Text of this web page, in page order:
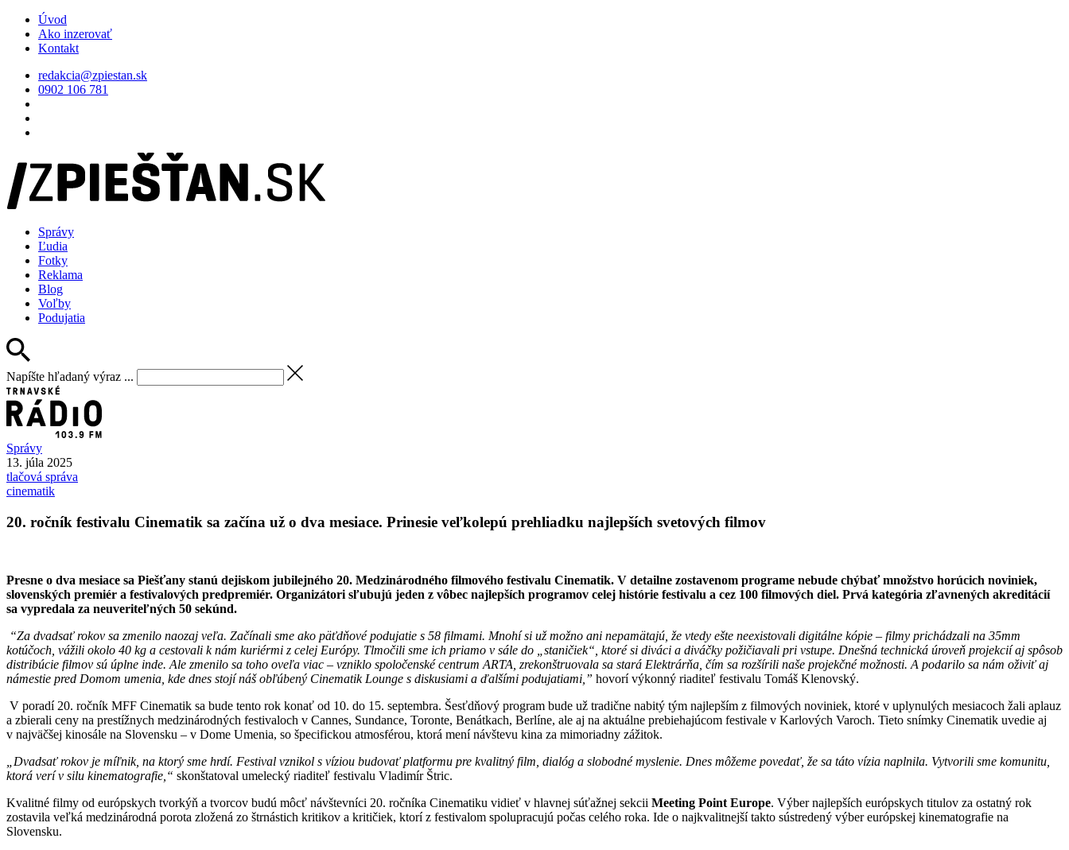
Úvod
Ako inzerovať
Kontakt
redakcia@zpiestan.sk
0902 106 781
Správy
Ľudia
Fotky
Reklama
Blog
Voľby
Podujatia
Napíšte hľadaný výraz ...
Správy
13. júla 2025
tlačová správa
cinematik
20. ročník festivalu Cinematik sa začína už o dva mesiace. Prinesie veľkolepú prehliadku najlepších svetových filmov
Presne o dva mesiace sa Piešťany stanú dejiskom jubilejného 20. Medzinárodného filmového festivalu Cinematik. V detailne zostavenom programe nebude chýbať množstvo horúcich noviniek,
slovenských premiér a festivalových predpremiér. Organizátori sľubujú jeden z vôbec najlepších programov celej histórie festivalu a cez 100 filmových diel. Prvá kategória zľavnených akreditácií
sa vypredala za neuveriteľných 50 sekúnd.
“Za dvadsať rokov sa zmenilo naozaj veľa. Začínali sme ako päťdňové podujatie s 58 filmami. Mnohí si už možno ani nepamätajú, že vtedy ešte neexistovali digitálne kópie – filmy prichádzali na 35mm
kotúčoch, vážili okolo 40 kg a cestovali k nám kuriérmi z celej Európy. Tlmočili sme ich priamo v sále do „staničiek“, ktoré si diváci a diváčky požičiavali pri vstupe. Dnešná technická úroveň projekcií aj spôsob
distribúcie filmov sú úplne inde. Ale zmenilo sa toho oveľa viac – vzniklo spoločenské centrum ARTA, zrekonštruovala sa stará Elektrárňa, čím sa rozšírili naše projekčné možnosti. A podarilo sa nám oživiť aj
námestie pred Domom umenia, kde dnes stojí náš obľúbený Cinematik Lounge s diskusiami a ďalšími podujatiami,” hovorí výkonný riaditeľ festivalu Tomáš Klenovský.
V poradí 20. ročník MFF Cinematik sa bude tento rok konať od 10. do 15. septembra. Šesťdňový program bude už tradične nabitý tým najlepším z filmových noviniek, ktoré v uplynulých mesiacoch žali aplauz
a zbierali ceny na prestížnych medzinárodných festivaloch v Cannes, Sundance, Toronte, Benátkach, Berlíne, ale aj na aktuálne prebiehajúcom festivale v Karlových Varoch. Tieto snímky Cinematik uvedie aj
v najväčšej kinosále na Slovensku – v Dome Umenia, so špecifickou atmosférou, ktorá mení návštevu kina za mimoriadny zážitok.
„Dvadsať rokov je míľnik, na ktorý sme hrdí. Festival vznikol s víziou budovať platformu pre kvalitný film, dialóg a slobodné myslenie. Dnes môžeme povedať, že sa táto vízia naplnila. Vytvorili sme komunitu,
ktorá verí v silu kinematografie,“ skonštatoval umelecký riaditeľ festivalu Vladimír Štric.
Kvalitné filmy od európskych tvorkýň a tvorcov budú môcť návštevníci 20. ročníka Cinematiku vidieť v hlavnej súťažnej sekcii Meeting Point Europe. Výber najlepších európskych titulov za ostatný rok
zostavila veľká medzinárodná porota zložená zo štrnástich kritikov a kritičiek, ktorí z festivalom spolupracujú počas celého roka. Ide o najkvalitnejší takto sústredený výber európskej kinematografie na
Slovensku.